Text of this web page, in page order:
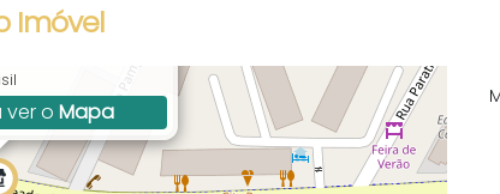
Imóvel
dos Santos, 1364,
ver o Mapa